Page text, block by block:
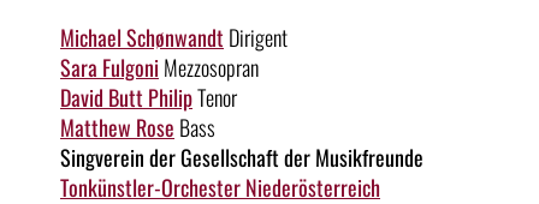
Michael Schønwandt Dirigent
Sara Fulgoni Mezzosopran
David Butt PhilipTenor
Matthew Rose Bass
Singverein der Gesellschaft der Musikfreunde
Tonkünstler-Orchester Niederösterreich